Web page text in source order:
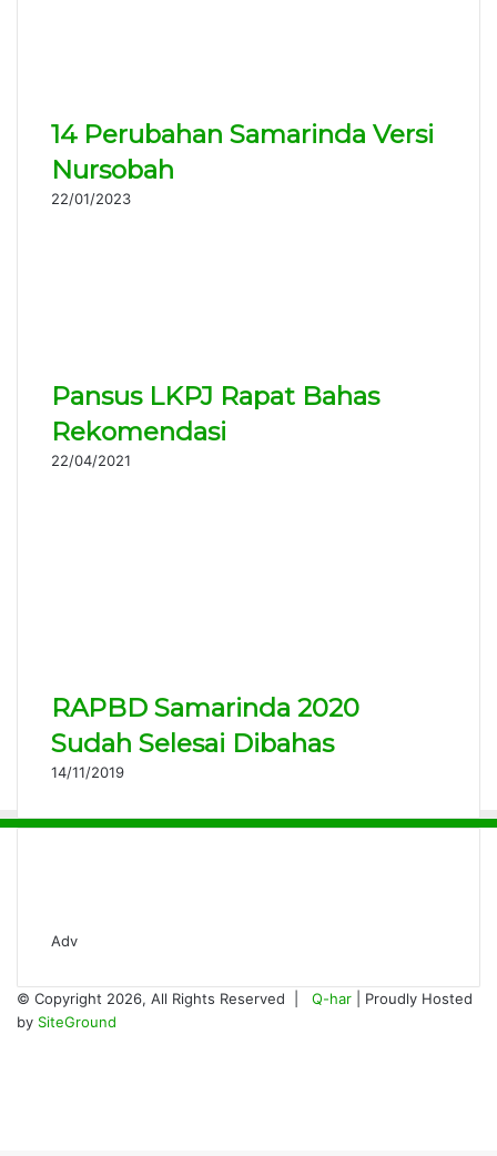
14 Perubahan Samarinda Versi
Nursobah
22/01/2023
Pansus LKPJ Rapat Bahas
Rekomendasi
22/04/2021
RAPBD Samarinda 2020
Sudah Selesai Dibahas
14/11/2019
Adv
© Copyright 2026, All Rights Reserved | Q-har | Proudly Hosted
by SiteGround